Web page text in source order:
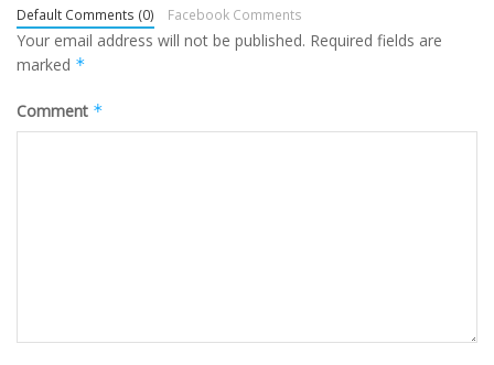
Default Comments (0) Facebook Comments
Your email address will not be published. Required fields are
marked *
Comment *